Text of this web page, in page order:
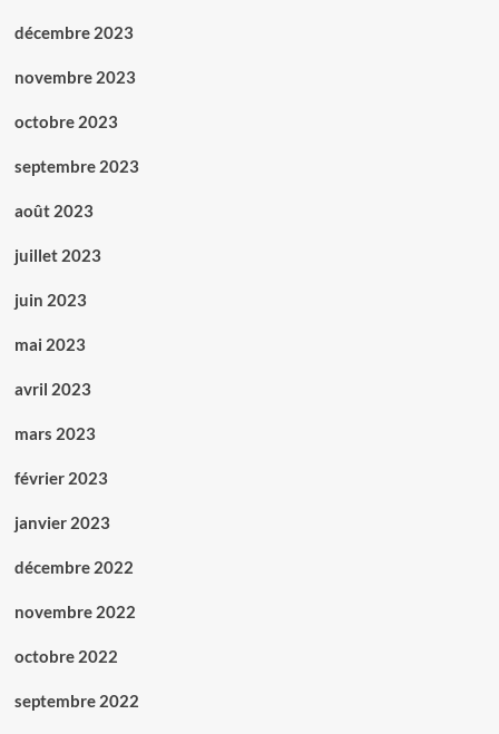
décembre 2023
novembre 2023
octobre 2023
septembre 2023
août 2023
juillet 2023
juin 2023
mai 2023
avril 2023
mars 2023
février 2023
janvier 2023
décembre 2022
novembre 2022
octobre 2022
septembre 2022